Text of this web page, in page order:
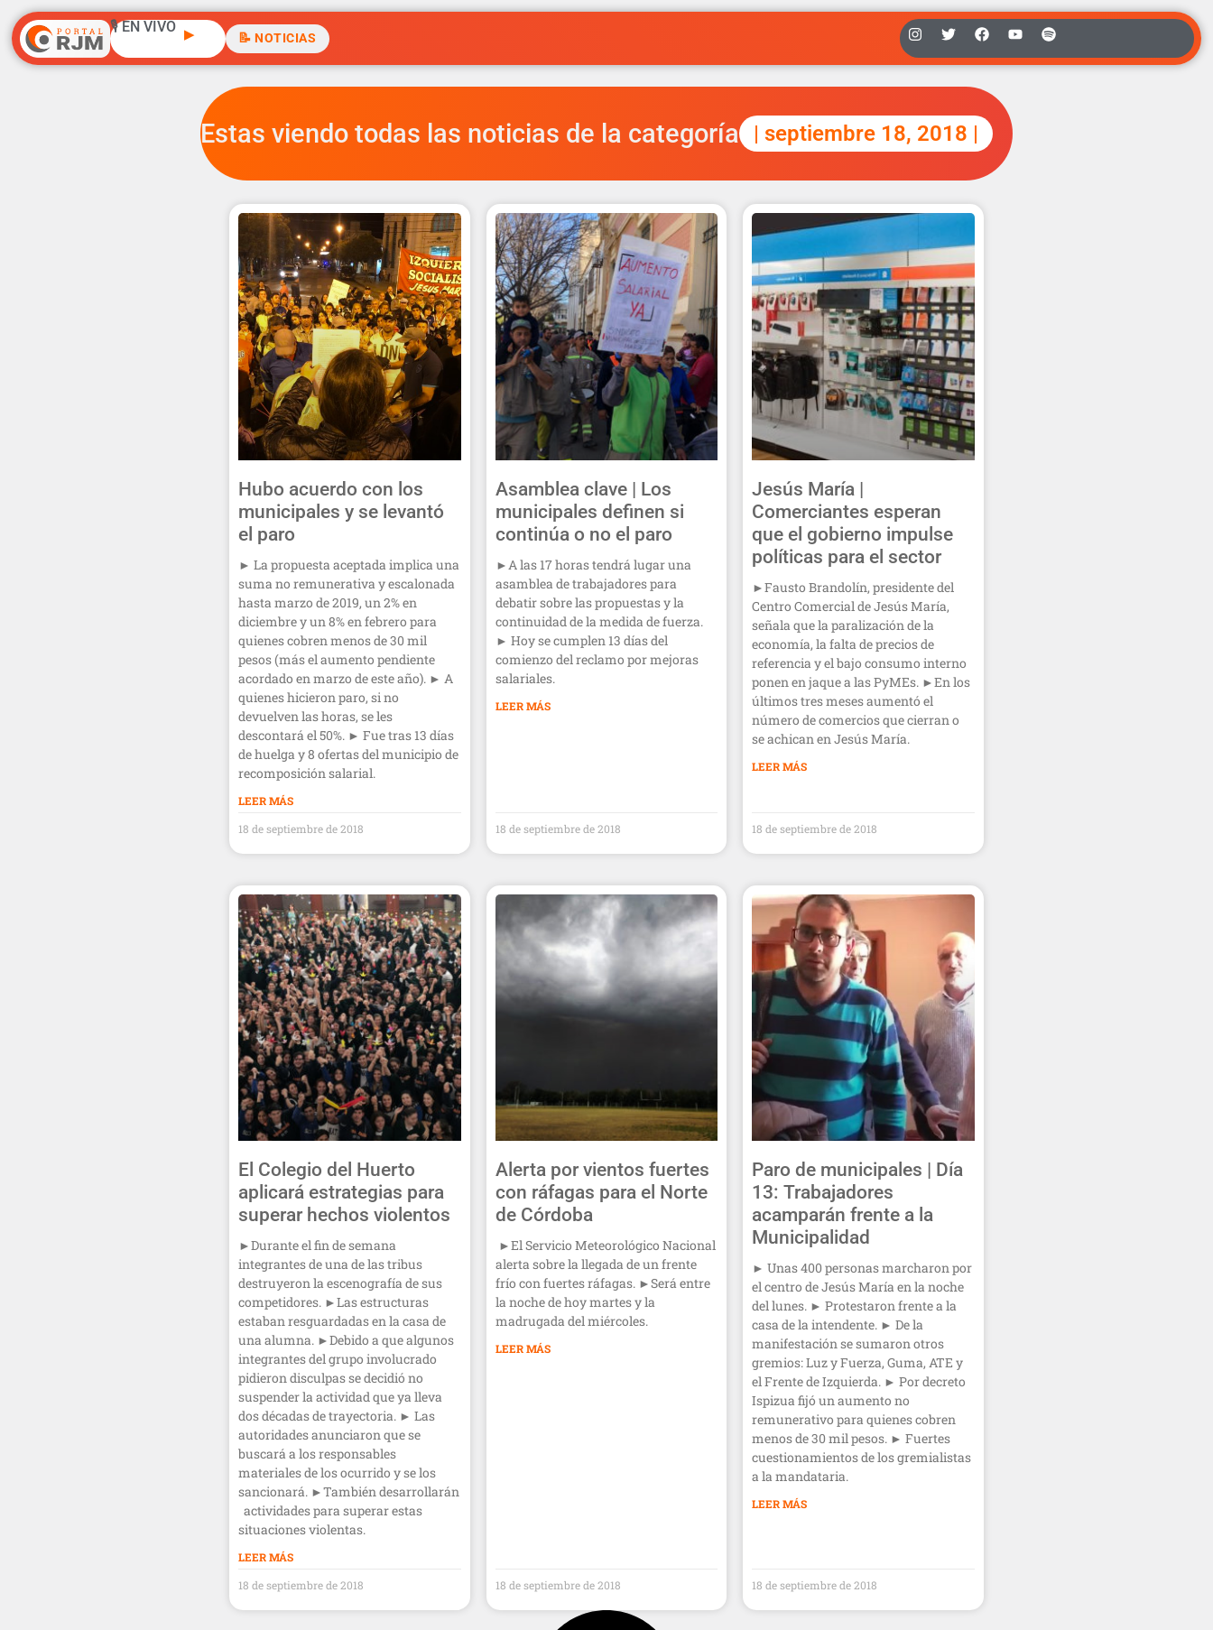
🎙️ EN VIVO ▶ 📝 NOTICIAS
Estas viendo todas las noticias de la categoría | septiembre 18, 2018 |
Hubo acuerdo con los
municipales y se levantó
el paro
► La propuesta aceptada implica una
suma no remunerativa y escalonada
hasta marzo de 2019, un 2% en
diciembre y un 8% en febrero para
quienes cobren menos de 30 mil
pesos (más el aumento pendiente
acordado en marzo de este año). ► A
quienes hicieron paro, si no
devuelven las horas, se les
descontará el 50%. ► Fue tras 13 días
de huelga y 8 ofertas del municipio de
recomposición salarial.
LEER MÁS
18 de septiembre de 2018
Asamblea clave | Los
municipales definen si
continúa o no el paro
►A las 17 horas tendrá lugar una
asamblea de trabajadores para
debatir sobre las propuestas y la
continuidad de la medida de fuerza.
► Hoy se cumplen 13 días del
comienzo del reclamo por mejoras
salariales.
LEER MÁS
18 de septiembre de 2018
Jesús María |
Comerciantes esperan
que el gobierno impulse
políticas para el sector
►Fausto Brandolín, presidente del
Centro Comercial de Jesús María,
señala que la paralización de la
economía, la falta de precios de
referencia y el bajo consumo interno
ponen en jaque a las PyMEs. ►En los
últimos tres meses aumentó el
número de comercios que cierran o
se achican en Jesús María.
LEER MÁS
18 de septiembre de 2018
El Colegio del Huerto
aplicará estrategias para
superar hechos violentos
►Durante el fin de semana
integrantes de una de las tribus
destruyeron la escenografía de sus
competidores. ►Las estructuras
estaban resguardadas en la casa de
una alumna. ►Debido a que algunos
integrantes del grupo involucrado
pidieron disculpas se decidió no
suspender la actividad que ya lleva
dos décadas de trayectoria. ► Las
autoridades anunciaron que se
buscará a los responsables
materiales de los ocurrido y se los
sancionará. ►También desarrollarán
actividades para superar estas
situaciones violentas.
LEER MÁS
18 de septiembre de 2018
Alerta por vientos fuertes
con ráfagas para el Norte
de Córdoba
►El Servicio Meteorológico Nacional
alerta sobre la llegada de un frente
frío con fuertes ráfagas. ►Será entre
la noche de hoy martes y la
madrugada del miércoles.
LEER MÁS
18 de septiembre de 2018
Paro de municipales | Día
13: Trabajadores
acamparán frente a la
Municipalidad
► Unas 400 personas marcharon por
el centro de Jesús María en la noche
del lunes. ► Protestaron frente a la
casa de la intendente. ► De la
manifestación se sumaron otros
gremios: Luz y Fuerza, Guma, ATE y
el Frente de Izquierda. ► Por decreto
Ispizua fijó un aumento no
remunerativo para quienes cobren
menos de 30 mil pesos. ► Fuertes
cuestionamientos de los gremialistas
a la mandataria.
LEER MÁS
18 de septiembre de 2018